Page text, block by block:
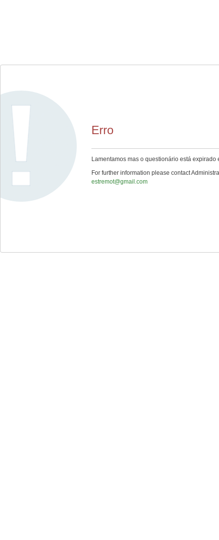
Erro
Lamentamos mas o questionário está expirado
For further information please contact
estremot@gmail.com